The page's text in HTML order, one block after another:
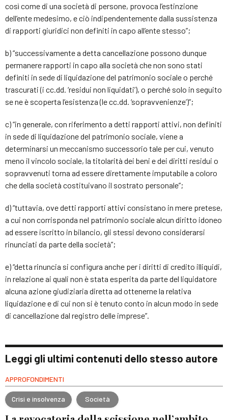
così come di una società di persone, provoca l’estinzione
dell’ente medesimo, e ciò indipendentemente dalla sussistenza
di rapporti giuridici non definiti in capo all’ente stesso”;
b) “successivamente a detta cancellazione possono dunque
permanere rapporti in capo alla società che non sono stati
definiti in sede di liquidazione del patrimonio sociale o perché
trascurati (i cc.dd. ‘residui non liquidati’), o perché solo in seguito
se ne è scoperta l’esistenza (le cc.dd. ‘sopravvenienze’)”;
c) “in generale, con riferimento a detti rapporti attivi, non definiti
in sede di liquidazione del patrimonio sociale, viene a
determinarsi un meccanismo successorio tale per cui, venuto
meno il vincolo sociale, la titolarità dei beni e dei diritti residui o
sopravvenuti torna ad essere direttamente imputabile a coloro
che della società costituivano il sostrato personale”;
d) “tuttavia, ove detti rapporti attivi consistano in mere pretese,
a cui non corrisponda nel patrimonio sociale alcun diritto idoneo
ad essere iscritto in bilancio, gli stessi devono considerarsi
rinunciati da parte della società”;
e) “detta rinuncia si configura anche per i diritti di credito illiquidi,
in relazione ai quali non è stata esperita da parte del liquidatore
alcuna azione giudiziaria diretta ad ottenerne la relativa
liquidazione e di cui non si è tenuto conto in alcun modo in sede
di cancellazione dal registro delle imprese”.
Leggi gli ultimi contenuti dello stesso autore
APPROFONDIMENTI
Crisi e insolvenza Società